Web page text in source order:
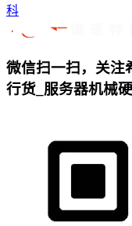
科
微信扫一扫，关注
行货_服务器机械